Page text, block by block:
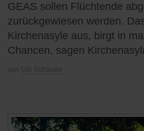
GEAS sollen Flüchtende
zurückgewiesen werden.
Kirchenasyle aus, birgt in
Chancen, sagen
von Ulli Schauen